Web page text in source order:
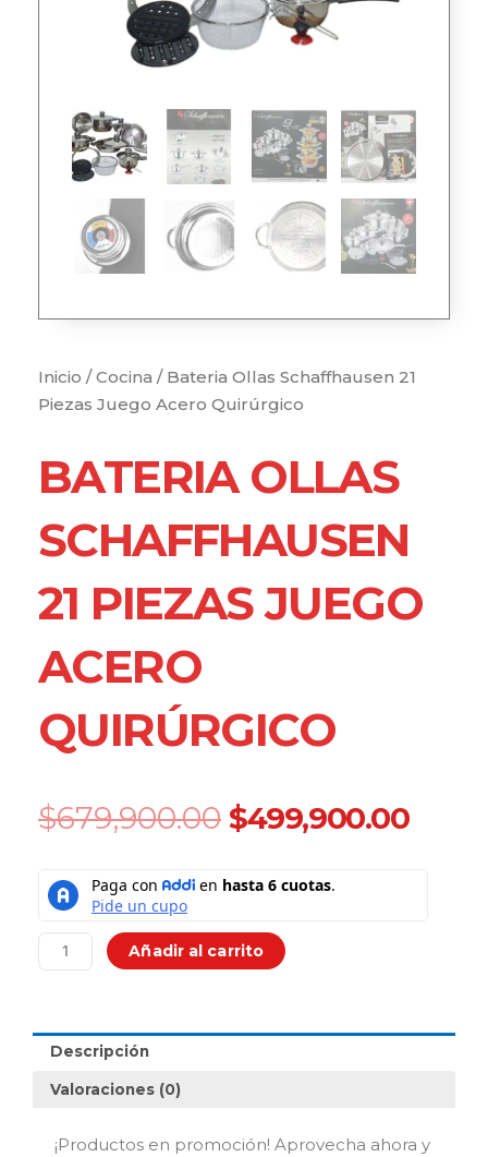
Inicio /Cocina / Bateria Ollas Schaffhausen 21
Piezas Juego Acero Quirúrgico
BATERIA OLLAS
SCHAFFHAUSEN
21 PIEZAS JUEGO
ACERO
QUIRÚRGICO
$679,900.00 Original
price
$679,900.00.
$499,900.00
Ollas
Schaffhausen
21
Piezas
Quirúrgico
cantidad
Añadir al carrito
Descripción
Valoraciones (0)
¡Productos en promoción! Aprovecha ahora y